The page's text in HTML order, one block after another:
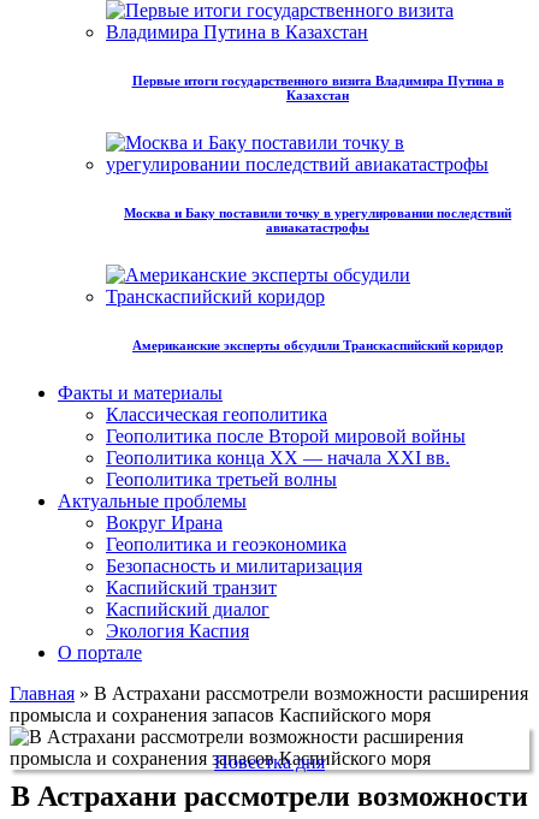
Первые итоги государственного визита Владимира Путина в
Казахстан
Москва и Баку поставили точку в урегулировании последствий
авиакатастрофы
Американские эксперты обсудили Транскаспийский коридор
Факты и материалы
Классическая геополитика
Геополитика после Второй мировой войны
Геополитика конца XX — начала XXI вв.
Геополитика третьей волны
Актуальные проблемы
Вокруг Ирана
Геополитика и геоэкономика
Безопасность и милитаризация
Каспийский транзит
Каспийский диалог
Экология Каспия
О портале
Главная » В Астрахани рассмотрели возможности расширения
промысла и сохранения запасов Каспийского моря
Повестка дня
В Астрахани рассмотрели возможности